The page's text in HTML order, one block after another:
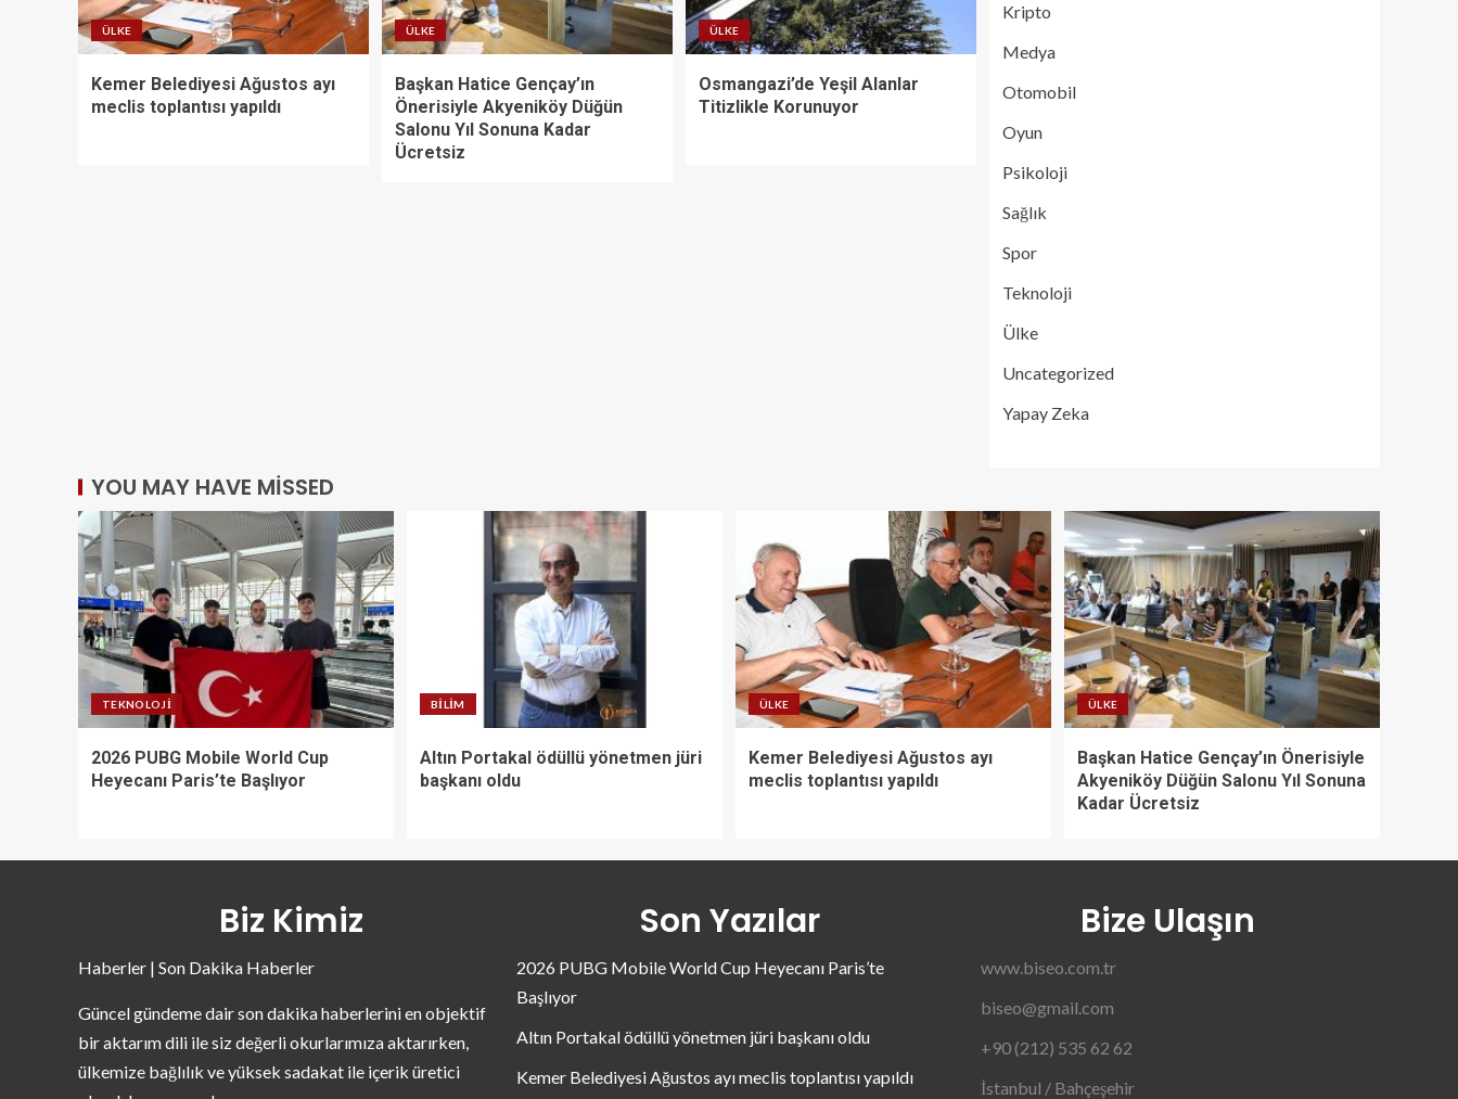
ÜLKE
Kemer Belediyesi Ağustos ayı
meclis toplantısı yapıldı
ÜLKE
Başkan Hatice Gençay’ın
Önerisiyle Akyeniköy Düğün
Salonu Yıl Sonuna Kadar
Ücretsiz
ÜLKE
Osmangazi’de Yeşil Alanlar
Titizlikle Korunuyor
Kripto
Medya
Otomobil
Oyun
Psikoloji
Sağlık
Spor
Teknoloji
Ülke
Uncategorized
Yapay Zeka
YOU MAY HAVE MISSED
TEKNOLOJI
2026 PUBG Mobile World Cup
Heyecanı Paris’te Başlıyor
BILIM
Altın Portakal ödüllü yönetmen jüri
başkanı oldu
ÜLKE
Kemer Belediyesi Ağustos ayı
meclis toplantısı yapıldı
ÜLKE
Başkan Hatice Gençay’ın Önerisiyle
Akyeniköy Düğün Salonu Yıl Sonuna
Kadar Ücretsiz
Biz Kimiz
Haberler | Son Dakika Haberler
Güncel gündeme dair son dakika haberlerini en objektif
bir aktarım dili ile siz değerli okurlarımıza aktarırken,
ülkemize bağlılık ve yüksek sadakat ile içerik üretici
Son Yazılar
2026 PUBG Mobile World Cup Heyecanı Paris’te
Başlıyor
Altın Portakal ödüllü yönetmen jüri başkanı oldu
Kemer Belediyesi Ağustos ayı meclis toplantısı yapıldı
Bize Ulaşın
www.biseo.com.tr
biseo@gmail.com
+90 (212) 535 62 62
İstanbul / Bahçeşehir